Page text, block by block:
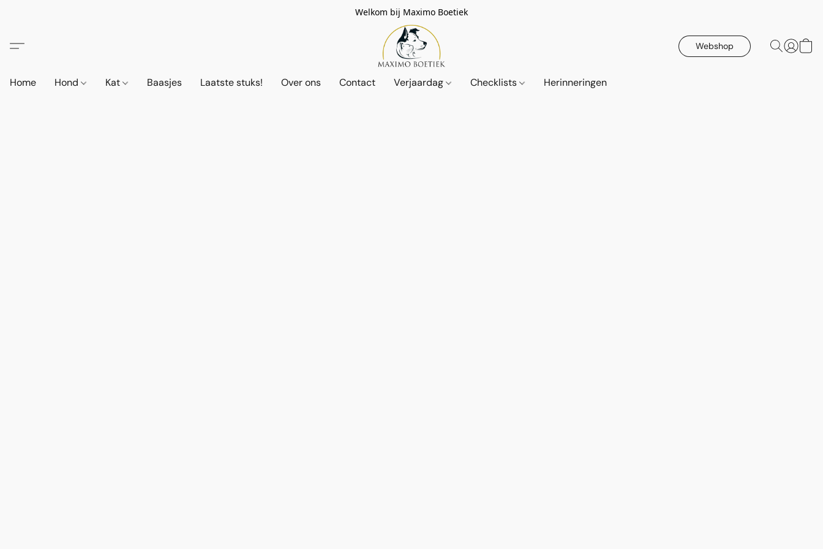
Welkom bij Maximo Boetiek
Webshop
Home Hond Kat Baasjes Laatste stuks! Over ons Contact Verjaardag Checklists Herinneringen